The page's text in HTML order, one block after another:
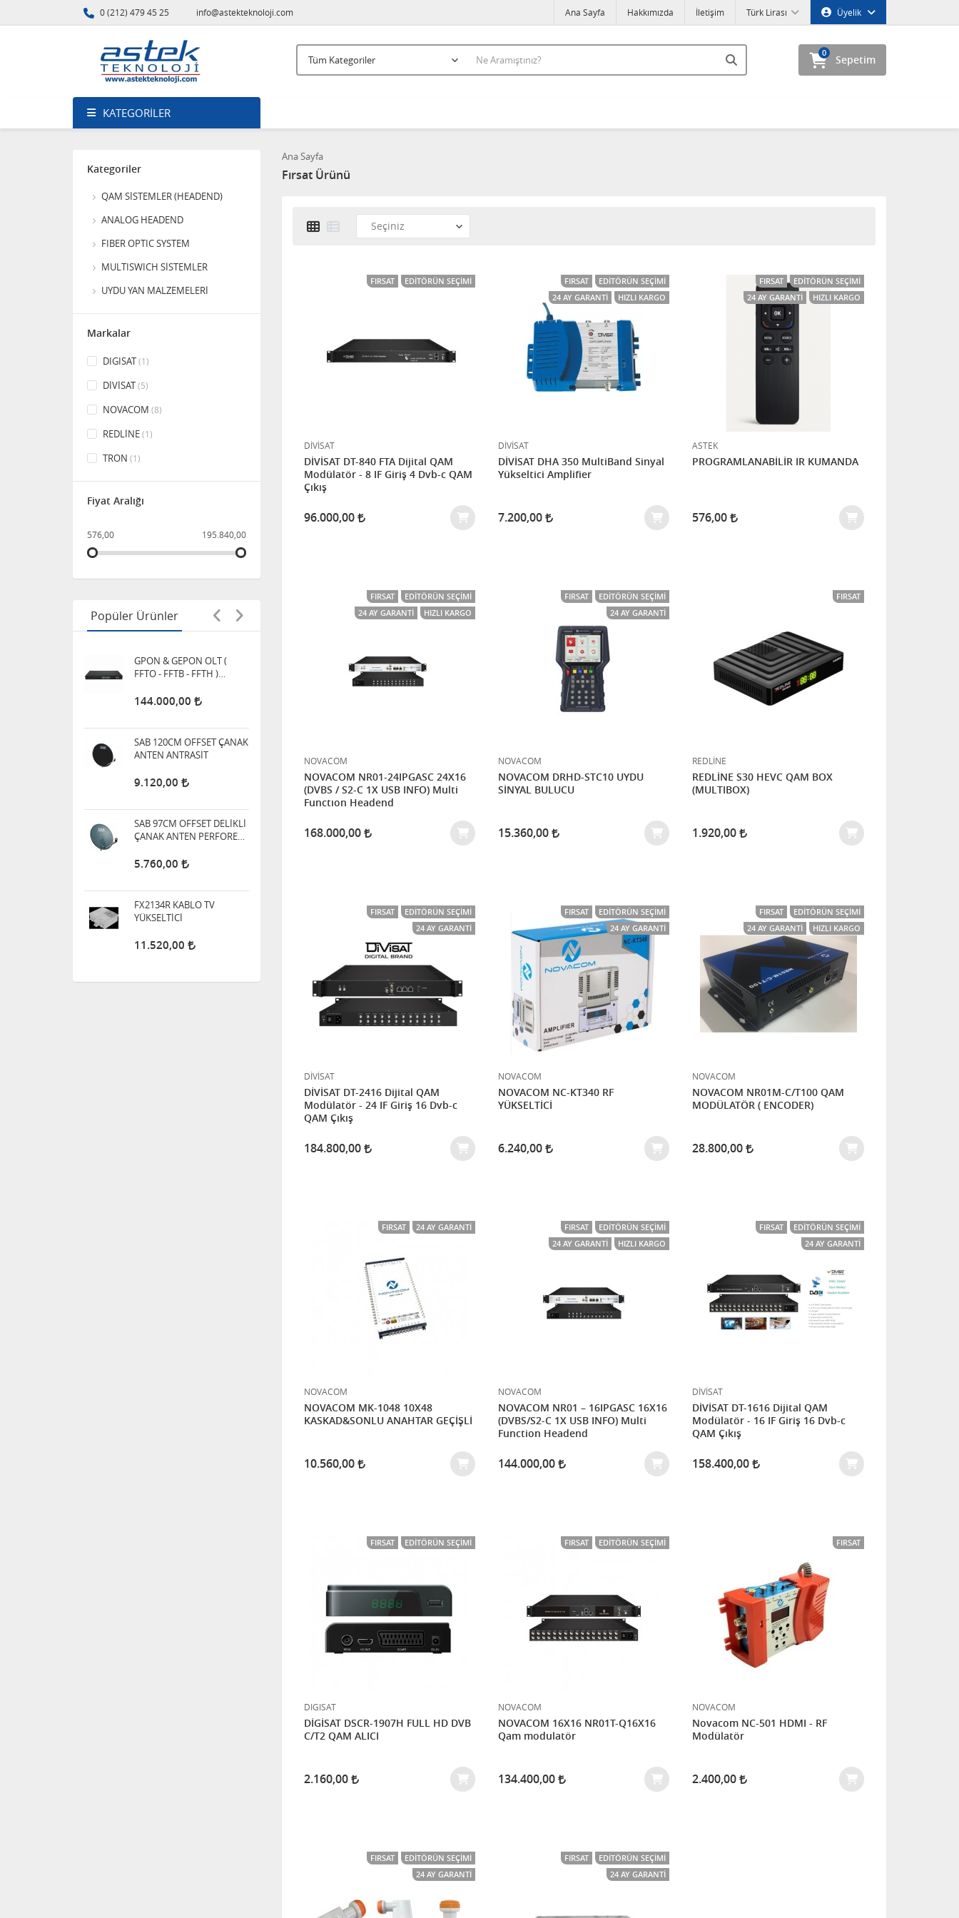
0 (212) 479 45 25 info@astekteknoloji.com Üyelik
Türk Lirası
Ana Sayfa Hakkımızda İletişim
Sepetim
0
KATEGORILER
Kategoriler
QAM SİSTEMLER (HEADEND)
ANALOG HEADEND
FIBER OPTIC SYSTEM
MULTISWICH SİSTEMLER
UYDU YAN MALZEMELERİ
Markalar
DIGISAT(1)
DİVİSAT(5)
NOVACOM (8)
REDLİNE(1)
TRON (1)
Fiyat Aralığı
576,00 195.840,00
Popüler Ürünler
YÜKSELTİCİ
11.520,00
DIGITURK MDU Main ANFİ
(Yükseltici)
56,64
3.840,00
SAB 120CM OFFSET
PERFORE ANTRASİT
SWITCH
144.000,00
SAB 120CM OFFSET ÇANAK
ANTEN ANTRASİT
9.120,00
SAB 97CM OFFSET DELİKLİ
ÇANAK ANTEN PERFORE
5.760,00
FX2134R KABLO TV
YÜKSELTİCİ
11.520,00
DIGITURK MDU Main ANFİ
(Yükseltici)
5.760,00
Ana Sayfa
Fırsat Ürünü
FIRSAT EDITÖRÜN SEÇIMI
DİVİSAT
DİVİSAT DT-840 FTA Dijital QAM
Modülatör - 8 IF Giriş 4 Dvb-c QAM
Çıkış
96.000,00
FIRSAT
EDITÖRÜN SEÇIMI
24 AY GARANTI
HIZLI KARGO
DİVİSAT
DİVİSAT DHA 350 MultiBand Sinyal
Yükseltici Amplifier
7.200,00
FIRSAT
EDITÖRÜN SEÇIMI
24 AY GARANTI
HIZLI KARGO
ASTEK
PROGRAMLANABİLİR IR KUMANDA
576,00
FIRSAT
EDITÖRÜN SEÇIMI
24 AY GARANTI
HIZLI KARGO
NOVACOM
NOVACOM NR01-24IPGASC 24X16
(DVBS / S2-C 1X USB INFO) Multi
Functıon Headend
168.000,00
FIRSAT
EDITÖRÜN SEÇIMI
24 AY GARANTI
NOVACOM
NOVACOM DRHD-STC10 UYDU
SİNYAL BULUCU
15.360,00
FIRSAT
REDLİNE
REDLİNE S30 HEVC QAM BOX
(MULTIBOX)
1.920,00
FIRSAT
EDITÖRÜN SEÇIMI
24 AY GARANTI
DİVİSAT
DİVİSAT DT-2416 Dijital QAM
Modülatör - 24 IF Giriş 16 Dvb-c
QAM Çıkış
184.800,00
FIRSAT
EDITÖRÜN SEÇIMI
24 AY GARANTI
NOVACOM
NOVACOM NC-KT340 RF
YÜKSELTİCİ
6.240,00
FIRSAT
EDITÖRÜN SEÇIMI
24 AY GARANTI
HIZLI KARGO
NOVACOM
NOVACOM NR01M-C/T100 QAM
MODÜLATÖR ( ENCODER)
28.800,00
FIRSAT 24 AY GARANTI
NOVACOM
NOVACOM MK-1048 10X48
KASKAD&SONLU ANAHTAR GEÇİŞLİ
10.560,00
FIRSAT
EDITÖRÜN SEÇIMI
24 AY GARANTI
HIZLI KARGO
NOVACOM
NOVACOM NR01 – 16IPGASC 16X16
(DVBS/S2-C 1X USB INFO) Multi
Function Headend
144.000,00
FIRSAT
EDITÖRÜN SEÇIMI
24 AY GARANTI
DİVİSAT
DİVİSAT DT-1616 Dijital QAM
Modülatör - 16 IF Giriş 16 Dvb-c
QAM Çıkış
158.400,00
FIRSAT EDITÖRÜN SEÇIMI
DIGISAT
DİGİSAT DSCR-1907H FULL HD DVB
C/T2 QAM ALICI
2.160,00
FIRSAT EDITÖRÜN SEÇIMI
NOVACOM
NOVACOM 16X16 NR01T-Q16X16
Qam modulatör
134.400,00
FIRSAT
NOVACOM
Novacom NC-501 HDMI - RF
Modülatör
2.400,00
FIRSAT
EDITÖRÜN SEÇIMI
24 AY GARANTI
FIRSAT
EDITÖRÜN SEÇIMI
24 AY GARANTI